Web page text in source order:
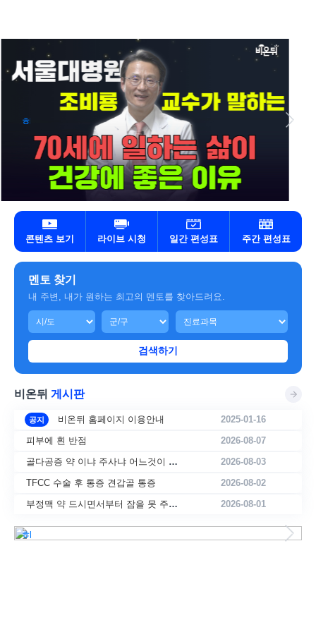
콘텐츠 보기 라이브 시청 일간 편성표 주간 편성표
멘토 찾기
내 주변, 내가 원하는 최고의 멘토를 찾아드려요.
검색하기
비온뒤 게시판
공지 비온뒤 홈페이지 이용안내
2025-01-16
피부에 흰 반점
2026-08-07
골다공증 약 이냐 주사냐 어느것이 더 좋을까요
2026-08-03
TFCC 수술 후 통증 견갑골 통증
2026-08-02
부정맥 약 드시면서부터 잠을 못 주무십니다 ㅠ
2026-08-01